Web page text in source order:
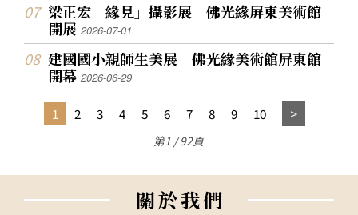
梁正宏「緣見」攝影展 佛光緣屏東美術館
開展2026-07-01
建國國小親師生美展 佛光緣美術館屏東館
開幕2026-06-29
1 2 3 4 5 6 7 8 9 10
第1 / 92頁
關於我們